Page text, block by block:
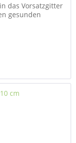
das Vorsatzgitter
gesunden